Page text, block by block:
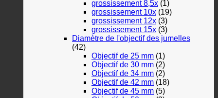
grossissement 8,5x (1)
grossissement 10x (19)
grossissement 12x (3)
grossissement 15x (3)
Diamètre de l'objectif des jumelles
(42)
Objectif de 25 mm (1)
Objectif de 30 mm (2)
Objectif de 34 mm (2)
Objectif de 42 mm (18)
Objectif de 45 mm (5)